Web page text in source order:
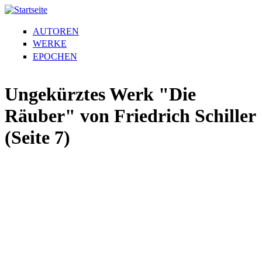
AUTOREN
WERKE
EPOCHEN
Ungekürztes Werk "Die
Räuber" von Friedrich Schiller
(Seite 7)